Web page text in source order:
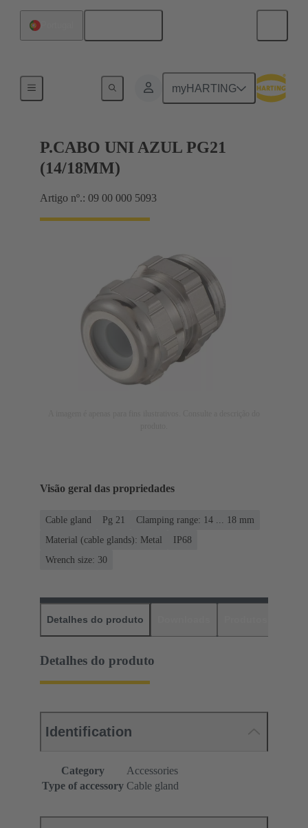
myHARTING
P.CABO UNI AZUL PG21
(14/18MM)
Artigo nº.: 09 00 000 5093
Visão geral das propriedades
Cable gland Pg 21
Clamping range: 14 ... 18 mm
Material (cable glands): Metal
IP68
Wrench size: 30
Detalhes do produto
Detalhes do produto
Identification
Category
Accessories
Type of accessory Cable gland